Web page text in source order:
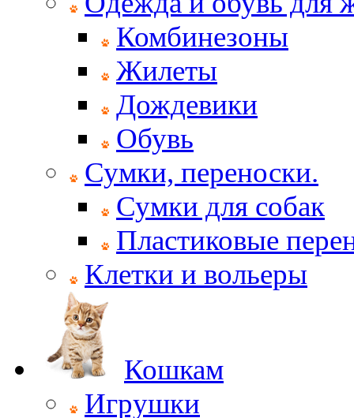
Комбинезоны
Жилеты
Дождевики
Обувь
Сумки, переноски.
Сумки для собак
Пластиковые
Клетки и вольеры
Кошкам
Игрушки